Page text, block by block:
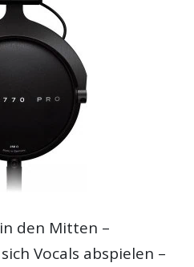
den Mitten –
Vocals abspielen –